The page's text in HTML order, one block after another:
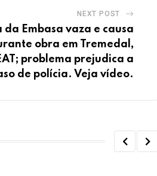
NEXT POST
Embasa vaza e causa
obra em Tremedal,
problema prejudica a
de polícia. Veja vídeo.